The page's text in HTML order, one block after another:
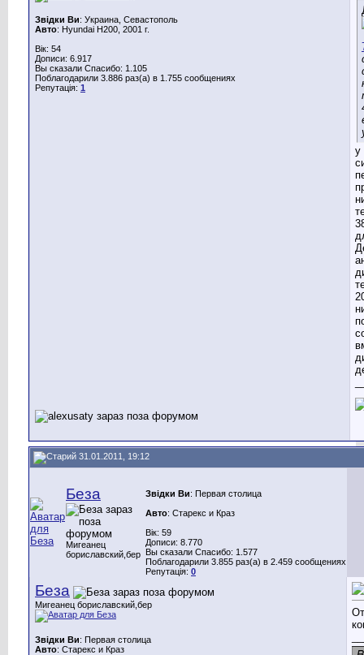
Звідки Ви: Украина, Севастополь
Авто: Hyundai H200, 2001 г.
Вік: 54
Дописи: 6.917
Вы сказали Спасибо: 1.105
Поблагодарили 3.886 раз(а) в 1.755 сообщениях
Репутація: 1
у
31.01.2011, 19:12
Беза
Мигеанец
бориславский,бер
Звідки Ви: Первая столица
Авто: Старекс и Краз
Вік: 59
Дописи: 8.770
Вы сказали Спасибо: 1.577
Поблагодарили 3.855 раз(а) в 2.459 сообщениях
Репутація: 0
Беза
Мигеанец бориславский,бер
Звідки Ви: Первая столица
Авто: Старекс и Краз